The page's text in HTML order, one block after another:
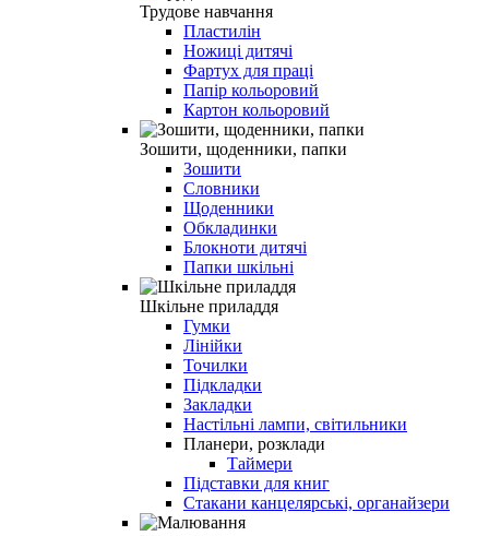
Трудове навчання
Пластилін
Ножиці дитячі
Фартух для праці
Папір кольоровий
Картон кольоровий
Зошити, щоденники, папки
Зошити
Словники
Щоденники
Обкладинки
Блокноти дитячі
Папки шкільні
Шкільне приладдя
Гумки
Лінійки
Точилки
Підкладки
Закладки
Настільні лампи, світильники
Планери, розклади
Таймери
Підставки для книг
Стакани канцелярські, органайзери